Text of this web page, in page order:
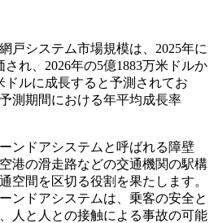
戸システム市場規模は、2025年に
れ、2026年の5億1883万米ドルか
ドルに成長すると予測されてお
測期間における年平均成長率
ンドアシステムと呼ばれる障壁
港の滑走路などの交通機関の駅構
空間を区切る役割を果たします。
ンドアシステムは、乗客の安全と
人と人との接触による事故の可能